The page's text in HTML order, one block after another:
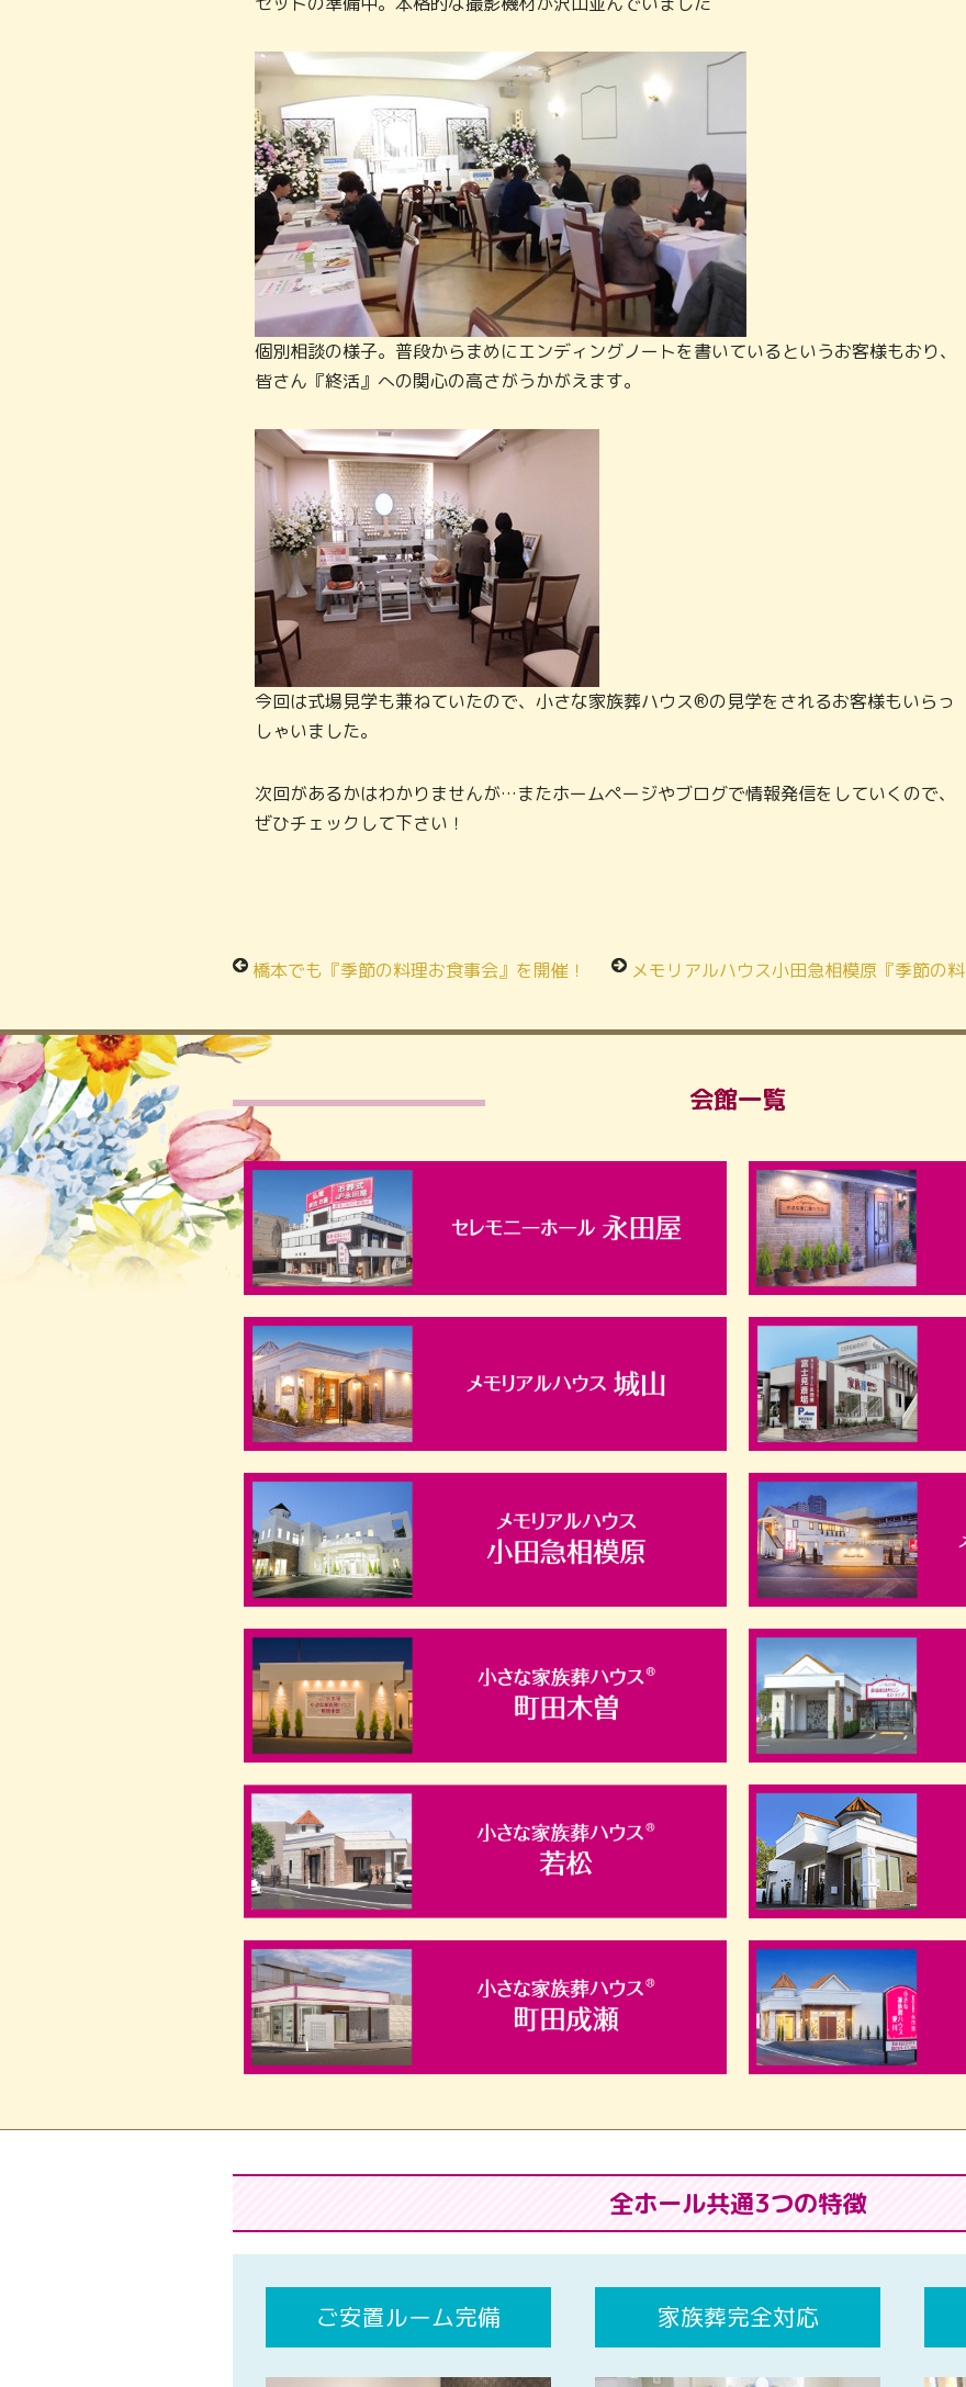
個別相談の様子。普段からまめにエンディングノートを書いているというお客様もおり、
皆さん『終活』への関心の高さがうかがえます。
今回は式場見学も兼ねていたので、小さな家族葬ハウス®の見学をされるお客様もいらっ
しゃいました。
次回があるかはわかりませんが…またホームページやブログで情報発信をしていくので、
ぜひチェックして下さい！
橋本でも『季節の料理お食事会』を開催！ メモリアルハウス小田急相模原『季節の料理お食事会』好評でした！
会館一覧
全ホール共通3つの特徴
ご安置ルーム完備 家族葬完全対応